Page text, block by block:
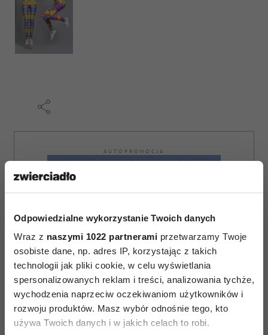
Odpowiedzialne wykorzystanie Twoich danych
Wraz z naszymi 1022 partnerami przetwarzamy Twoje
osobiste dane, np. adres IP, korzystając z takich
technologii jak pliki cookie, w celu wyświetlania
spersonalizowanych reklam i treści, analizowania tychże,
wychodzenia naprzeciw oczekiwaniom użytkowników i
rozwoju produktów. Masz wybór odnośnie tego, kto
używa Twoich danych i w jakich celach to robi.
AUTOPROMOCJA